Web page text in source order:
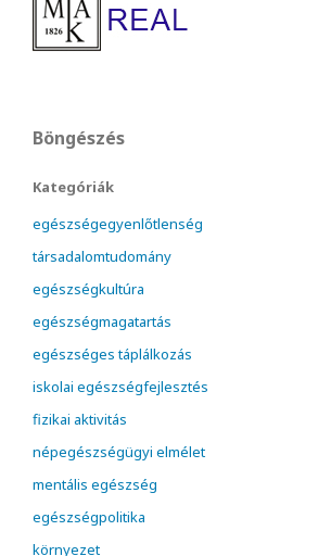
Böngészés
Kategóriák
egészségegyenlőtlenség
társadalomtudomány
egészségkultúra
egészségmagatartás
egészséges táplálkozás
iskolai egészségfejlesztés
fizikai aktivitás
népegészségügyi elmélet
mentális egészség
egészségpolitika
környezet